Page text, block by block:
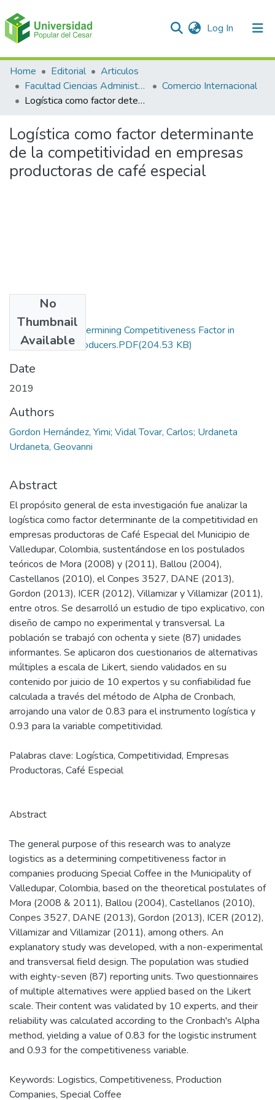
Log In (current)
Communities & Collections
All of DSpace
Home Editorial
Articulos
Facultad Ciencias Administrativas Contables y Económicas – Face
Comercio Internacional
Logística como factor determinante de la competitividad en empresas productoras de café especial
Logística como factor determinante
de la competitividad en empresas
productoras de café especial
No
Thumbnail
Available
Logistics as a Determining Competitiveness Factor in
Special Coffee Producers.PDF(204.53 KB)
Date
2019
Authors
Gordon Hernández, Yimi; Vidal Tovar, Carlos; Urdaneta
Urdaneta, Geovanni
Abstract
El propósito general de esta investigación fue analizar la
logística como factor determinante de la competitividad en
empresas productoras de Café Especial del Municipio de
Valledupar, Colombia, sustentándose en los postulados
teóricos de Mora (2008) y (2011), Ballou (2004),
Castellanos (2010), el Conpes 3527, DANE (2013),
Gordon (2013), ICER (2012), Villamizar y Villamizar (2011),
entre otros. Se desarrolló un estudio de tipo explicativo, con
diseño de campo no experimental y transversal. La
población se trabajó con ochenta y siete (87) unidades
informantes. Se aplicaron dos cuestionarios de alternativas
múltiples a escala de Likert, siendo validados en su
contenido por juicio de 10 expertos y su confiabilidad fue
calculada a través del método de Alpha de Cronbach,
arrojando una valor de 0.83 para el instrumento logística y
0.93 para la variable competitividad.
Palabras clave: Logística, Competitividad, Empresas
Productoras, Café Especial
Abstract
The general purpose of this research was to analyze
logistics as a determining competitiveness factor in
companies producing Special Coffee in the Municipality of
Valledupar, Colombia, based on the theoretical postulates of
Mora (2008 & 2011), Ballou (2004), Castellanos (2010),
Conpes 3527, DANE (2013), Gordon (2013), ICER (2012),
Villamizar and Villamizar (2011), among others. An
explanatory study was developed, with a non-experimental
and transversal field design. The population was studied
with eighty-seven (87) reporting units. Two questionnaires
of multiple alternatives were applied based on the Likert
scale. Their content was validated by 10 experts, and their
reliability was calculated according to the Cronbach's Alpha
method, yielding a value of 0.83 for the logistic instrument
and 0.93 for the competitiveness variable.
Keywords: Logistics, Competitiveness, Production
Companies, Special Coffee